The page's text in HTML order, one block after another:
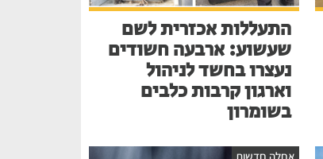
התעללות אכזרית לשם
שעשוע: ארבעה חשודים
נעצרו בחשד לניהול
וארגון קרבות כלבים
בשומרון